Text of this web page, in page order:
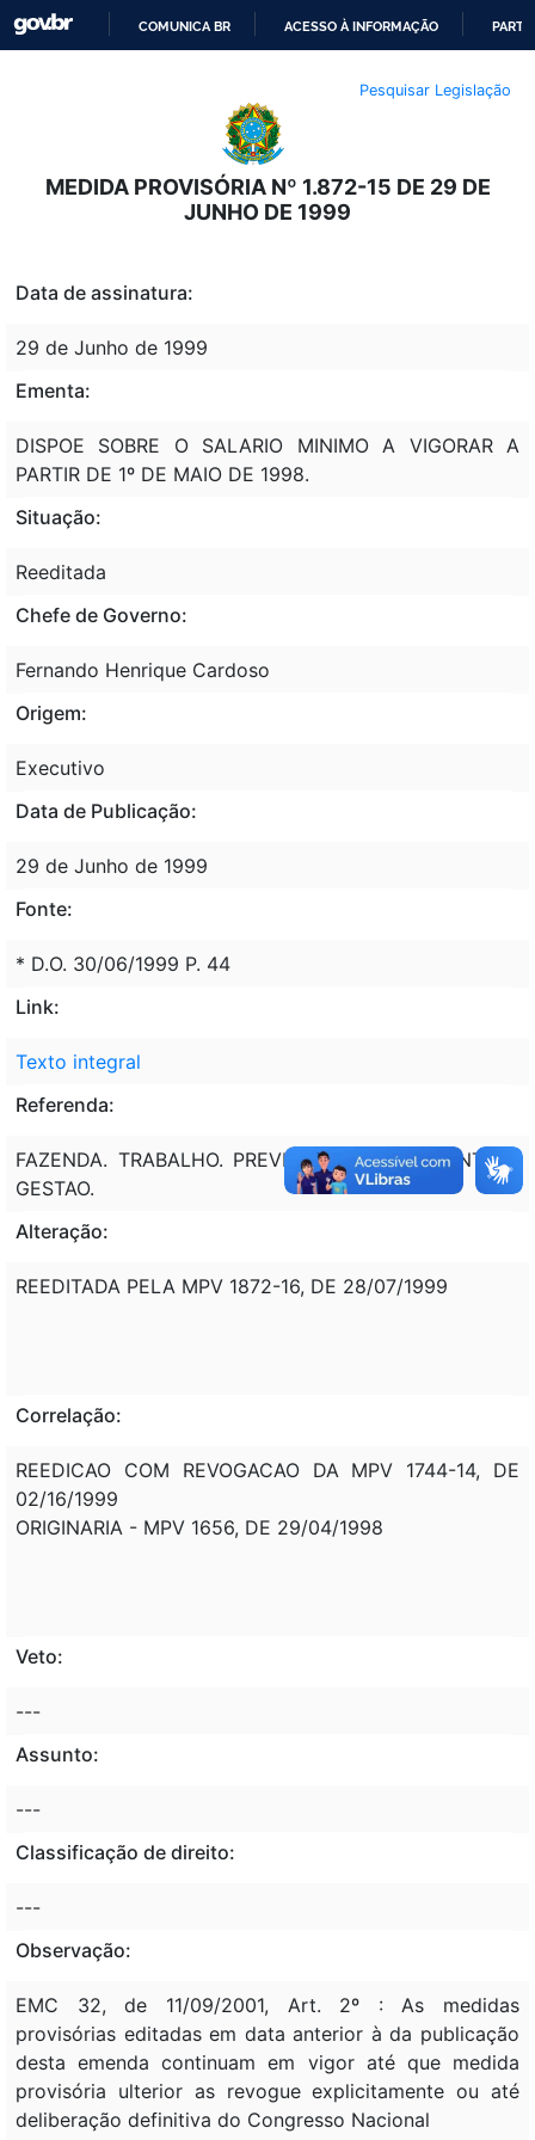
O
CONTEÚDO
COMUNICA BR ACESSO À INFORMAÇÃO
Pesquisar Legislação
MEDIDA PROVISÓRIA Nº 1.872-15 DE 29 DE
JUNHO DE 1999
Data de assinatura:
29 de Junho de 1999
Ementa:
DISPOE SOBRE O SALARIO MINIMO A VIGORAR A
PARTIR DE 1º DE MAIO DE 1998.
Situação:
Reeditada
Chefe de Governo:
Fernando Henrique Cardoso
Origem:
Executivo
Data de Publicação:
29 de Junho de 1999
Fonte:
* D.O. 30/06/1999 P. 44
Link:
Texto integral
Referenda:
FAZENDA. TRABALHO. PREVIDENCIA. ORCAMENTO E
GESTAO.
Alteração:
REEDITADA PELA MPV 1872-16, DE 28/07/1999
Correlação:
REEDICAO COM REVOGACAO DA MPV 1744-14, DE
02/16/1999
ORIGINARIA - MPV 1656, DE 29/04/1998
Veto:
---
Assunto:
---
Classificação de direito:
---
Observação:
EMC 32, de 11/09/2001, Art. 2º : As medidas
provisórias editadas em data anterior à da publicação
desta emenda continuam em vigor até que medida
provisória ulterior as revogue explicitamente ou até
deliberação definitiva do Congresso Nacional